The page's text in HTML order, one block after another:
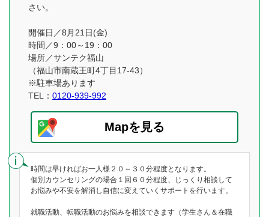
さい。
開催日／8月21日(金)
時間／9：00～19：00
場所／サンテク福山
（福山市南蔵王町4丁目17-43）
※駐車場あります
TEL： 0120-939-992
Mapを見る
時間は早ければお一人様２０～３０分程度となります。
個別カウンセリングの場合１回６０分程度、じっくり相談して
お悩みや不安を解消し自信に変えていくサポートを行います。
就職活動、転職活動のお悩みを相談できます（学生さん＆在職